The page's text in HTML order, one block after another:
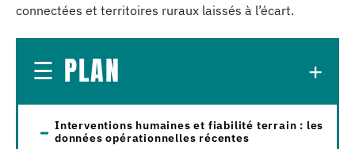
connectées et territoires ruraux laissés à l’écart.
PLAN
Interventions humaines et fiabilité terrain : les
données opérationnelles récentes